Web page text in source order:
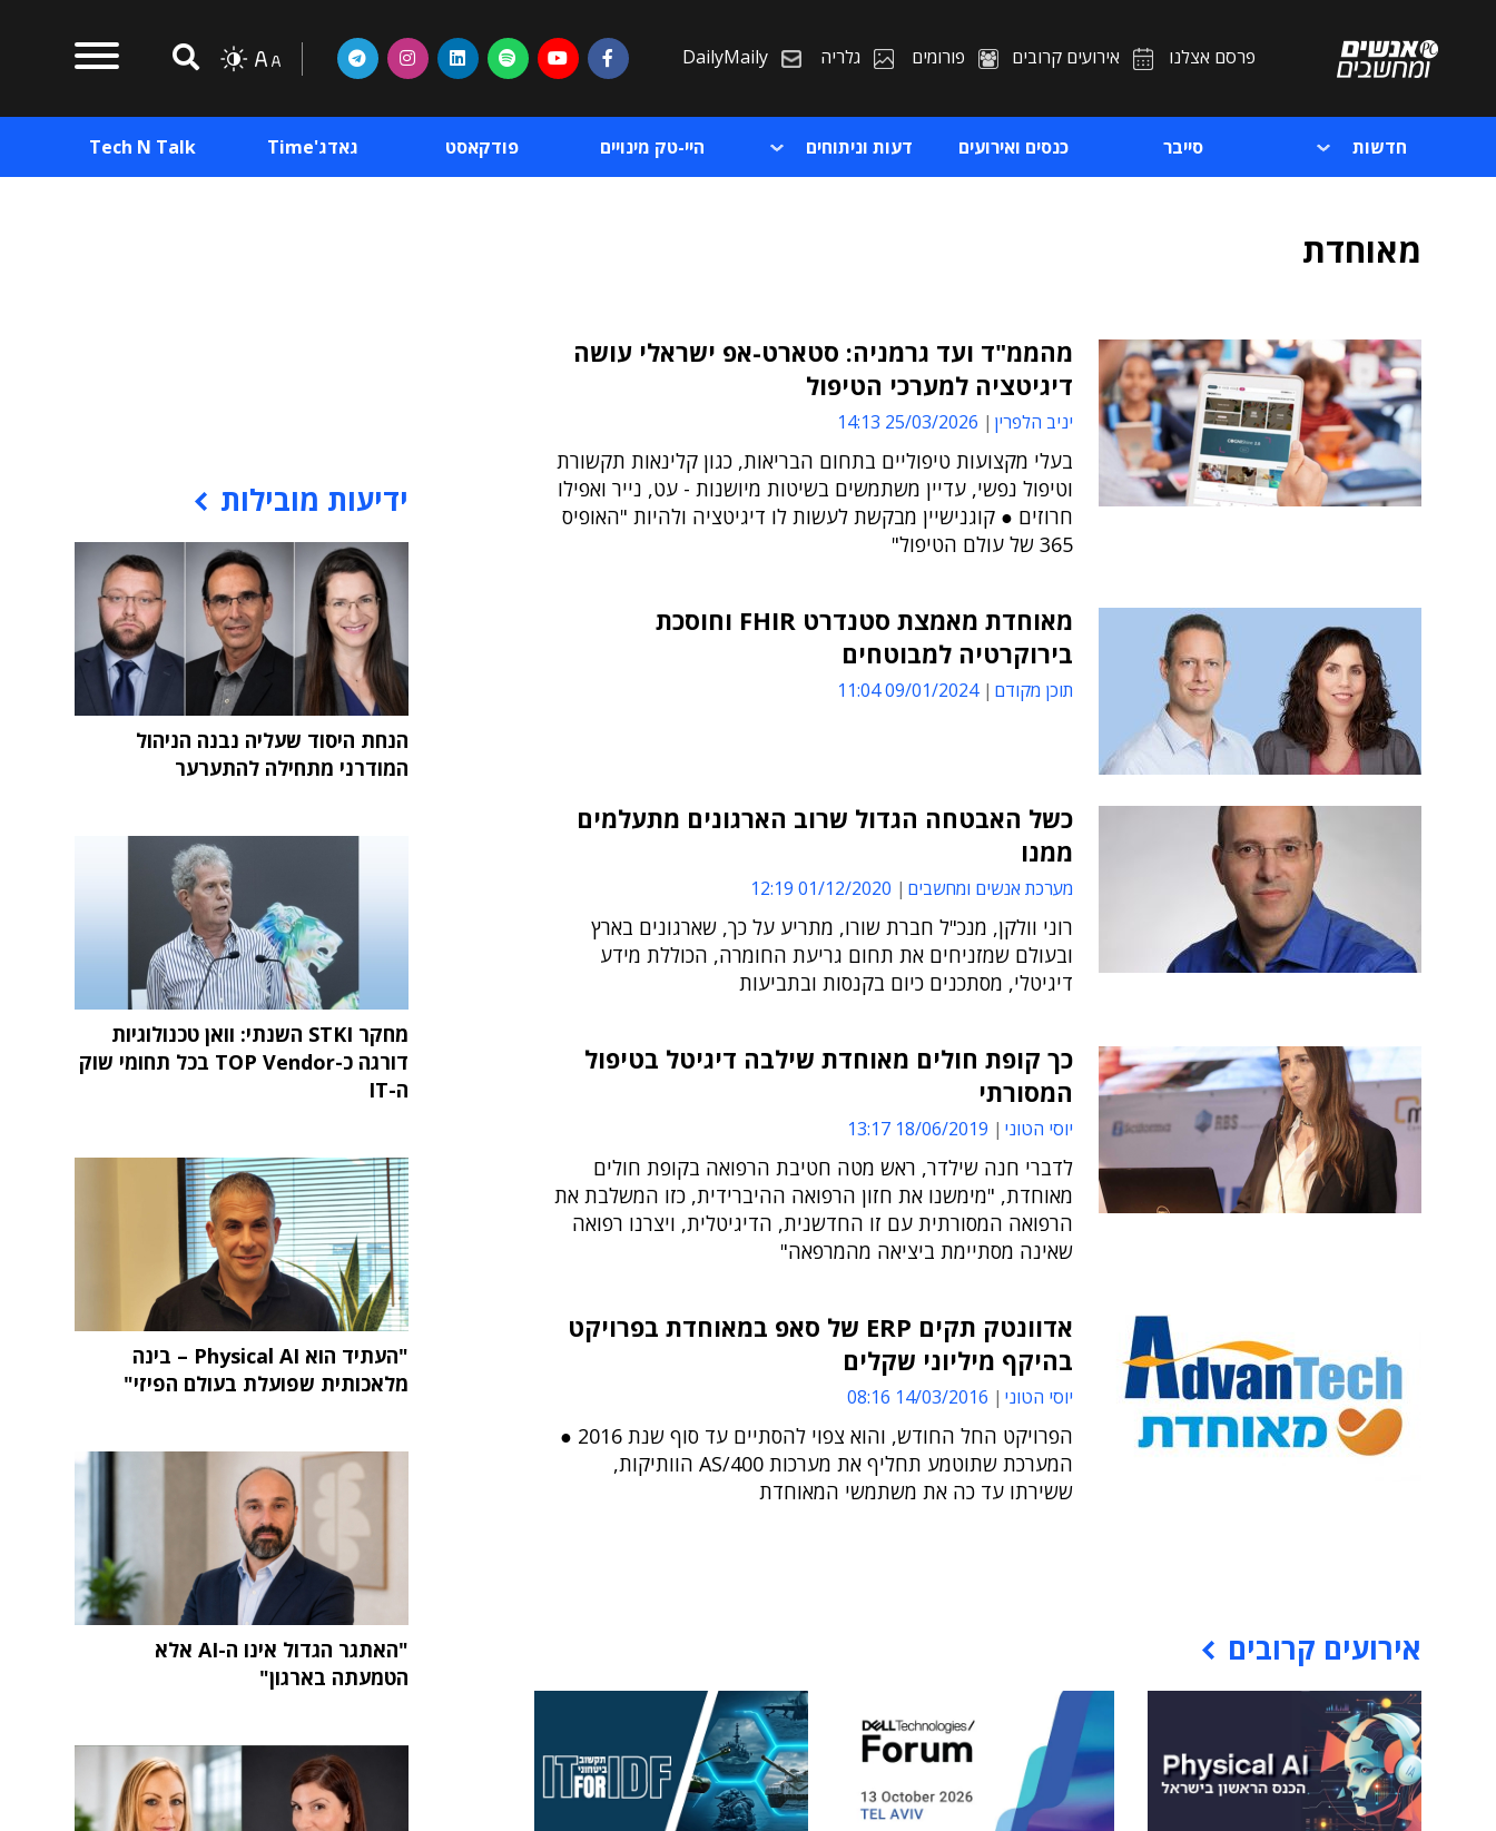
פרסם אצלנו אירועים קרובים פורומים גלריה DailyMaily
חדשות סייבר כנסים ואירועים דעות וניתוחים היי-טק מינויים פודקאסט גאדג'Time Tech N Talk
מאוחדת
מהממ"ד ועד גרמניה: סטארט-אפ ישראלי עושה
דיגיטציה למערכי הטיפול
יניב הלפרין 25/03/2026 14:13
בעלי מקצועות טיפוליים בתחום הבריאות, כגון קלינאות תקשורת
וטיפול נפשי, עדיין משתמשים בשיטות מיושנות - עט, נייר ואפילו
חרוזים ● קוגנישיין מבקשת לעשות לו דיגיטציה ולהיות "האופיס
365 של עולם הטיפול"
מאוחדת מאמצת סטנדרט FHIR וחוסכת
בירוקרטיה למבוטחים
תוכן מקודם 09/01/2024 11:04
כשל האבטחה הגדול שרוב הארגונים מתעלמים
ממנו
מערכת אנשים ומחשבים 01/12/2020 12:19
רוני וולקן, מנכ"ל חברת שורו, מתריע על כך, שארגונים בארץ
ובעולם שמזניחים את תחום גריעת החומרה, הכוללת מידע
דיגיטלי, מסתכנים כיום בקנסות ובתביעות
כך קופת חולים מאוחדת שילבה דיגיטל בטיפול
המסורתי
יוסי הטוני 18/06/2019 13:17
לדברי חנה שילדר, ראש מטה חטיבת הרפואה בקופת חולים
מאוחדת, "מימשנו את חזון הרפואה ההיברידית, כזו המשלבת את
הרפואה המסורתית עם זו החדשנית, הדיגיטלית, ויצרנו רפואה
שאינה מסתיימת ביציאה מהמרפאה"
אדוונטק תקים ERP של סאפ במאוחדת בפרויקט
בהיקף מיליוני שקלים
יוסי הטוני 14/03/2016 08:16
הפרויקט החל החודש, והוא צפוי להסתיים עד סוף שנת 2016 ●
המערכת שתוטמע תחליף את מערכות AS/400 הוותיקות,
ששירתו עד כה את משתמשי המאוחדת
אירועים קרובים
ידיעות מובילות
הנחת היסוד שעליה נבנה הניהול
המודרני מתחילה להתערער
מחקר STKI השנתי: וואן טכנולוגיות
דורגה כ-TOP Vendor בכל תחומי שוק
ה-IT
"העתיד הוא Physical AI – בינה
מלאכותית שפועלת בעולם הפיזי"
"האתגר הגדול אינו ה-AI אלא
הטמעתה בארגון"